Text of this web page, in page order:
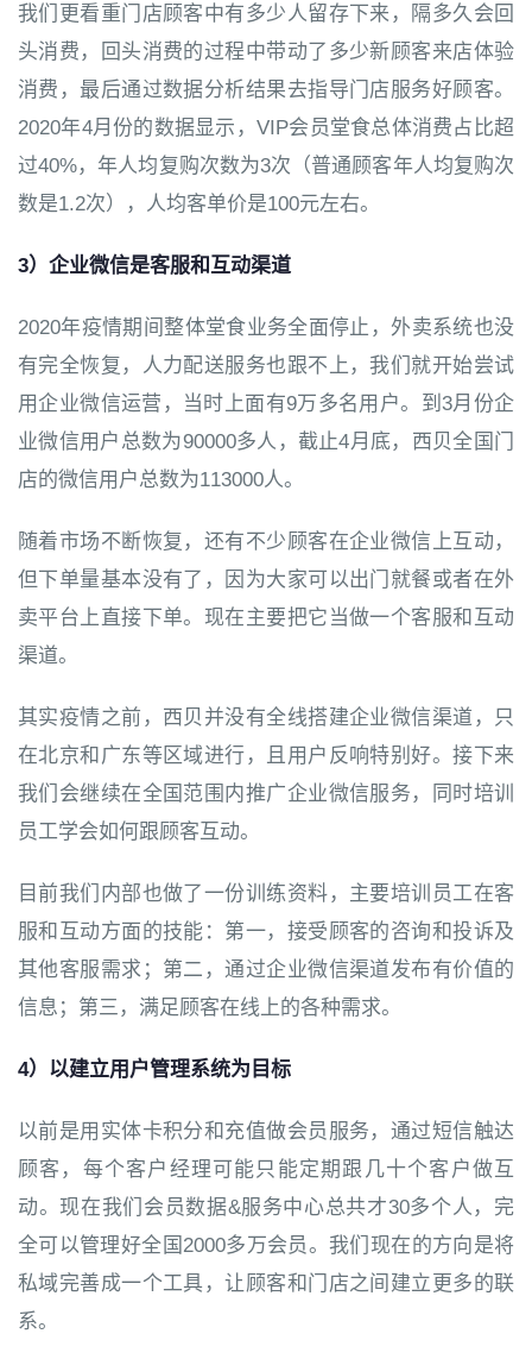
我们更看重门店顾客中有多少人留存下来，隔多久会回
头消费，回头消费的过程中带动了多少新顾客来店体验
消费，最后通过数据分析结果去指导门店服务好顾客。
2020年4月份的数据显示，VIP会员堂食总体消费占比超
过40%，年人均复购次数为3次（普通顾客年人均复购次
数是1.2次），人均客单价是100元左右。
3）企业微信是客服和互动渠道
2020年疫情期间整体堂食业务全面停止，外卖系统也没
有完全恢复，人力配送服务也跟不上，我们就开始尝试
用企业微信运营，当时上面有9万多名用户。到3月份企
业微信用户总数为90000多人，截止4月底，西贝全国门
店的微信用户总数为113000人。
随着市场不断恢复，还有不少顾客在企业微信上互动，
但下单量基本没有了，因为大家可以出门就餐或者在外
卖平台上直接下单。现在主要把它当做一个客服和互动
渠道。
其实疫情之前，西贝并没有全线搭建企业微信渠道，只
在北京和广东等区域进行，且用户反响特别好。接下来
我们会继续在全国范围内推广企业微信服务，同时培训
员工学会如何跟顾客互动。
目前我们内部也做了一份训练资料，主要培训员工在客
服和互动方面的技能：第一，接受顾客的咨询和投诉及
其他客服需求；第二，通过企业微信渠道发布有价值的
信息；第三，满足顾客在线上的各种需求。
4）以建立用户管理系统为目标
以前是用实体卡积分和充值做会员服务，通过短信触达
顾客，每个客户经理可能只能定期跟几十个客户做互
动。现在我们会员数据&服务中心总共才30多个人，完
全可以管理好全国2000多万会员。我们现在的方向是将
私域完善成一个工具，让顾客和门店之间建立更多的联
系。